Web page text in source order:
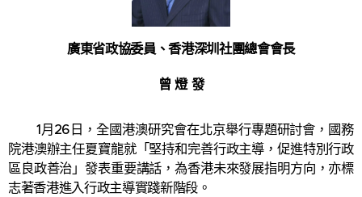
廣東省政協委員、香港深圳社團總會會長
曾 燈 發
1月26日，全國港澳研究會在北京舉行專題研討會，國務
院港澳辦主任夏寶龍就「堅持和完善行政主導，促進特別行政
區良政善治」發表重要講話，為香港未來發展指明方向，亦標
志著香港進入行政主導實踐新階段。